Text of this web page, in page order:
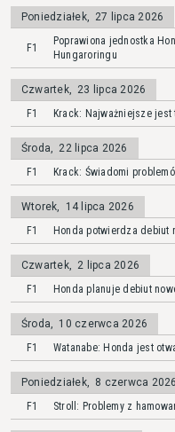
Poniedziałek, 27 lipca 2026
F1
Poprawiona jednostka
Hungaroringu
Czwartek, 23 lipca 2026
F1
Krack: Najważniejsze
Środa, 22 lipca 2026
F1
Krack: Świadomi
Wtorek,
14 lipca 2026
F1
Honda potwierdza debiut
Czwartek, 2 lipca 2026
F1
Honda planuje debiut
Środa, 10 czerwca 2026
F1
Watanabe: Honda jest
Poniedziałek, 8 czerwca 2026
F1
Stroll: Problemy z